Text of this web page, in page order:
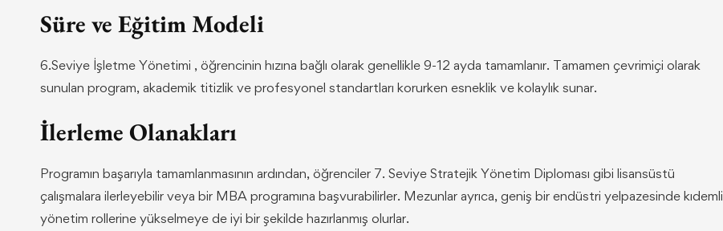
Süre ve Eğitim Modeli
6.Seviye İşletme Yönetimi , öğrencinin hızına bağlı olarak genellikle 9-12 ayda tamamlanır. Tamamen çevrimiçi olarak
sunulan program, akademik titizlik ve profesyonel standartları korurken esneklik ve kolaylık sunar.
İlerleme Olanakları
Programın başarıyla tamamlanmasının ardından, öğrenciler 7. Seviye Stratejik Yönetim Diploması gibi lisansüstü
çalışmalara ilerleyebilir veya bir MBA programına başvurabilirler. Mezunlar ayrıca, geniş bir endüstri yelpazesinde kıdemli
yönetim rollerine yükselmeye de iyi bir şekilde hazırlanmış olurlar.